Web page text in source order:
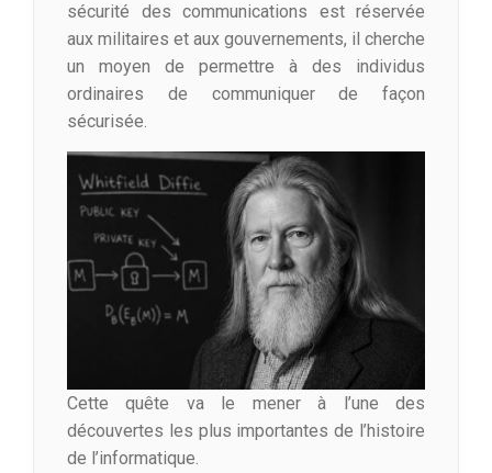
sécurité des communications est réservée
aux militaires et aux gouvernements, il cherche
un moyen de permettre à des individus
ordinaires de communiquer de façon
sécurisée.
Cette quête va le mener à l’une des
découvertes les plus importantes de l’histoire
de l’informatique.